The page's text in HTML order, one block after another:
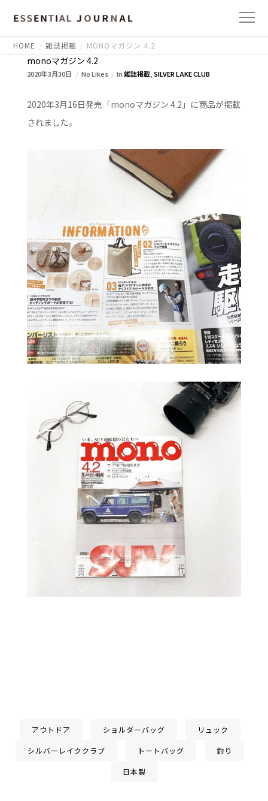
HOME 雑誌掲載 MONOマガジン 4.2
monoマガジン 4.2
2020年3月30日 No Likes In雑誌掲載, SILVER LAKE CLUB
2020年3月16日発売「monoマガジン 4.2」に商品が掲載
されました。
アウトドア ショルダーバッグ リュック
シルバーレイククラブ トートバッグ 釣り
日本製